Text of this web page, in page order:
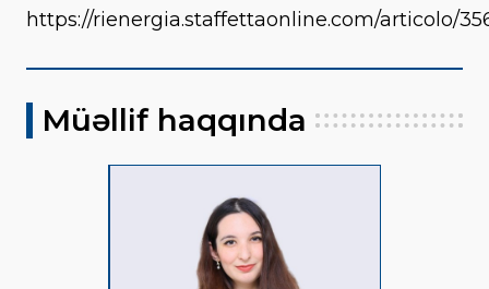
https://rienergia.staffettaonline.com/articolo/
Müəllif haqqında